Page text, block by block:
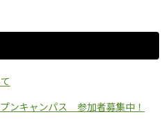
プンキャンパス 参加者募集中！